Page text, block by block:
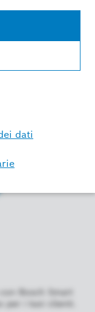
Smart Home
e prodotti
Bosch Smart
per i tuoi clienti.